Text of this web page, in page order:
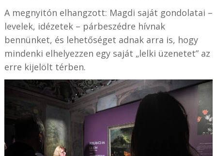
A megnyitón elhangzott: Magdi saját gondolatai –
levelek, idézetek – párbeszédre hívnak
bennünket, és lehetőséget adnak arra is, hogy
mindenki elhelyezzen egy saját „lelki üzenetet” az
erre kijelölt térben.